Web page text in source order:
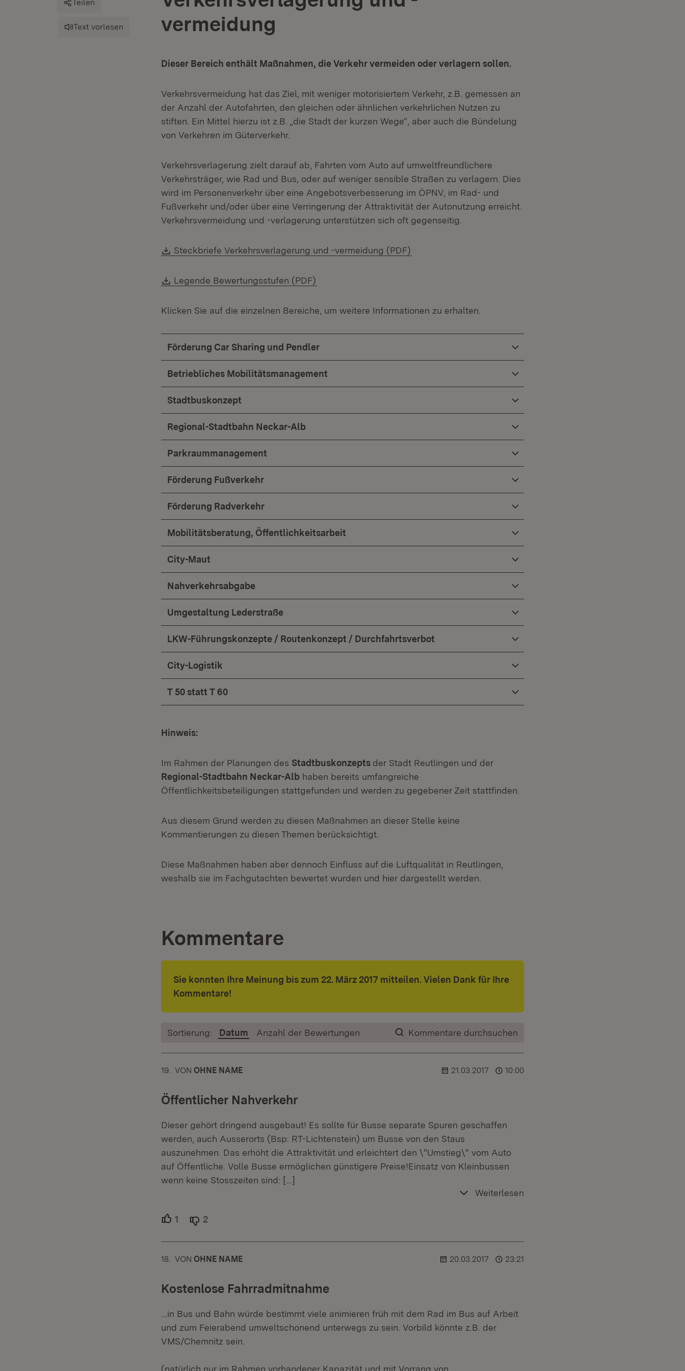
vermeidung
Teilen
Text vorlesen
Dieser Bereich enthält Maßnahmen, die Verkehr vermeiden oder verlagern sollen.
Verkehrsvermeidung hat das Ziel, mit weniger motorisiertem Verkehr, z.B. gemessen an
der Anzahl der Autofahrten, den gleichen oder ähnlichen verkehrlichen Nutzen zu
stiften. Ein Mittel hierzu ist z.B. „die Stadt der kurzen Wege“, aber auch die Bündelung
von Verkehren im Güterverkehr.
Verkehrsverlagerung zielt darauf ab, Fahrten vom Auto auf umweltfreundlichere
Verkehrsträger, wie Rad und Bus, oder auf weniger sensible Straßen zu verlagern. Dies
wird im Personenverkehr über eine Angebotsverbesserung im ÖPNV, im Rad- und
Fußverkehr und/oder über eine Verringerung der Attraktivität der Autonutzung erreicht.
Verkehrsvermeidung und -verlagerung unterstützen sich oft gegenseitig.
Download:
Steckbriefe Verkehrsverlagerung und -vermeidung (PDF)
Download:
Legende Bewertungsstufen (PDF)
Klicken Sie auf die einzelnen Bereiche, um weitere Informationen zu erhalten.
Förderung Car Sharing und Pendler
Betriebliches Mobilitätsmanagement
Stadtbuskonzept
Regional-Stadtbahn Neckar-Alb
Parkraummanagement
Förderung Fußverkehr
Förderung Radverkehr
Mobilitätsberatung, Öffentlichkeitsarbeit
City-Maut
Nahverkehrsabgabe
Umgestaltung Lederstraße
LKW-Führungskonzepte / Routenkonzept / Durchfahrtsverbot
City-Logistik
T 50 statt T 60
Hinweis:
Im Rahmen der Planungen des Stadtbuskonzepts der Stadt Reutlingen und der
Regional-Stadtbahn Neckar-Alb haben bereits umfangreiche
Öffentlichkeitsbeteiligungen stattgefunden und werden zu gegebener Zeit stattfinden.
Aus diesem Grund werden zu diesen Maßnahmen an dieser Stelle keine
Kommentierungen zu diesen Themen berücksichtigt.
Diese Maßnahmen haben aber dennoch Einfluss auf die Luftqualität in Reutlingen,
weshalb sie im Fachgutachten bewertet wurden und hier dargestellt werden.
Kommentare
Sie konnten Ihre Meinung bis zum 22. März 2017 mitteilen. Vielen Dank für Ihre
Kommentare!
Kommentare durchsuchen
Sortierung: Datum Anzahl der Bewertungen
19. KOMMENTAR
VON :OHNE NAME 21.03.2017 10:00
Öffentlicher Nahverkehr
Dieser gehört dringend ausgebaut! Es sollte für Busse separate Spuren geschaffen
werden, auch Ausserorts (Bsp: RT-Lichtenstein) um Busse von den Staus
auszunehmen. Das erhöht die Attraktivität und erleichtert den \"Umstieg\" vom Auto
auf Öffentliche. Volle Busse ermöglichen günstigere Preise!Einsatz von Kleinbussen
wenn keine Stosszeiten sind: […]
Weiterlesen
1 Unterstützer.
2
18. KOMMENTAR
VON :OHNE NAME 20.03.2017 23:21
Kostenlose Fahrradmitnahme
...in Bus und Bahn würde bestimmt viele animieren früh mit dem Rad im Bus auf Arbeit
und zum Feierabend umweltschonend unterwegs zu sein. Vorbild könnte z.B. der
VMS/Chemnitz sein.
(natürlich nur im Rahmen vorhandener Kapazität und mit Vorrang von